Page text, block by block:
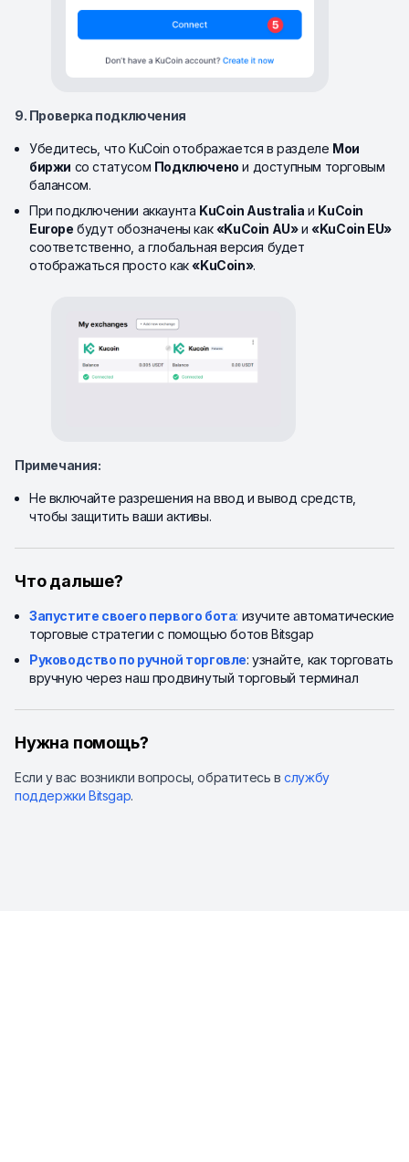
9. Проверка подключения
Убедитесь, что KuCoin отображается в разделе Мои
биржи со статусом Подключено и доступным торговым
балансом.
При подключении аккаунта KuCoin Australia и KuCoin
Europe будут обозначены как«KuCoin AU»и«KuCoin EU»
соответственно, а глобальная версия будет
отображаться просто как«KuCoin».
Примечания:
Не включайте разрешения на ввод и вывод средств,
чтобы защитить ваши активы.
Что дальше?
Запустите своего первого бота: изучите автоматические
торговые стратегии с помощью ботов Bitsgap
Руководство по ручной торговле: узнайте, как торговать
вручную через наш продвинутый торговый терминал
Нужна помощь?
Если у вас возникли вопросы, обратитесь вслужбу
поддержки Bitsgap.